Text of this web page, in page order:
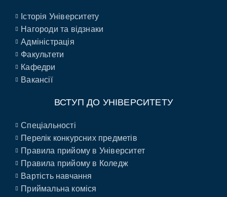
Історія Університету
Нагороди та відзнаки
Адміністрація
Факультети
Кафедри
Вакансії
ВСТУП ДО УНІВЕРСИТЕТУ
Спеціальності
Перелік конкурсних предметів
Правила прийому в Університет
Правила прийому в Коледж
Вартість навчання
Приймальна коміся